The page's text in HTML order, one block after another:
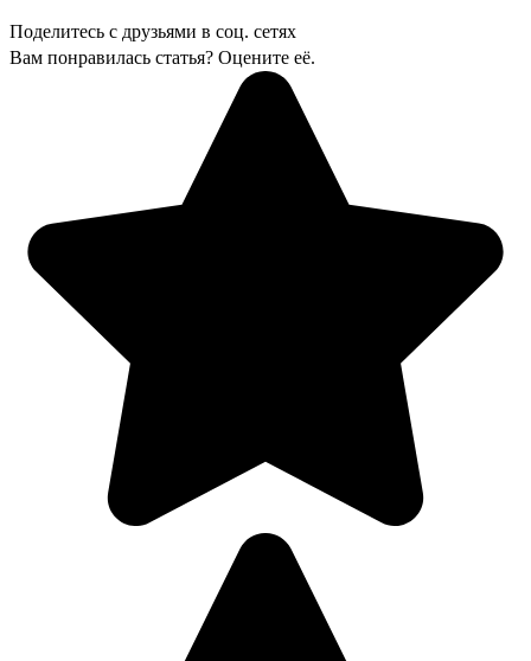
Поделитесь с друзьями в соц. сетях
Вам понравилась статья? Оцените её.